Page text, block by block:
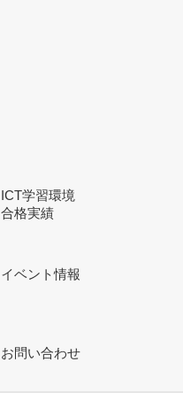
ICT学習環境
合格実績
イベント情報
お問い合わせ